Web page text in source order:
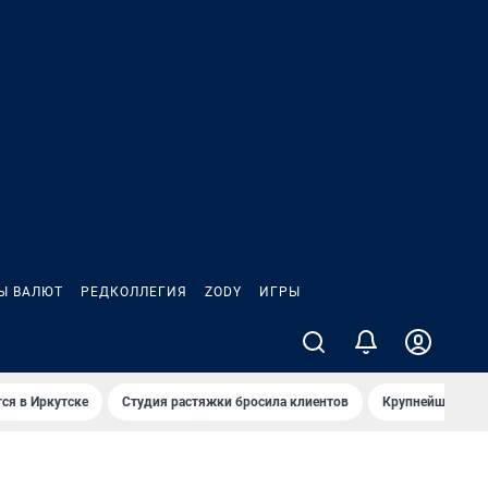
ВАЛЮТ РЕДКОЛЛЕГИЯ ZODY ИГРЫ
в Иркутске Студия растяжки бросила клиентов Крупнейшие